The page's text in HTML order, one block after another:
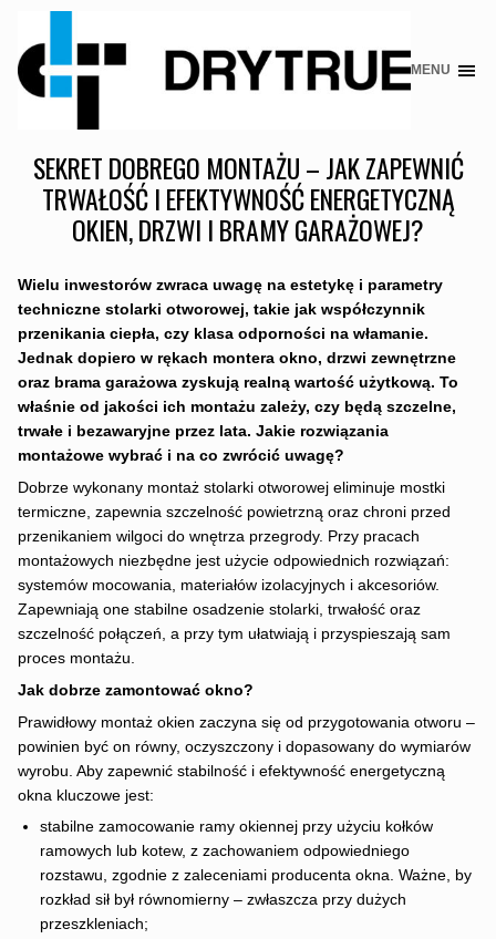
Skip
MENU
SEKRET DOBREGO MONTAŻU – JAK ZAPEWNIĆ
TRWAŁOŚĆ I EFEKTYWNOŚĆ ENERGETYCZNĄ
OKIEN, DRZWI I BRAMY GARAŻOWEJ?
Wielu inwestorów zwraca uwagę na estetykę i parametry
techniczne stolarki otworowej, takie jak współczynnik
przenikania ciepła, czy klasa odporności na włamanie.
Jednak dopiero w rękach montera okno, drzwi zewnętrzne
oraz brama garażowa zyskują realną wartość użytkową. To
właśnie od jakości ich montażu zależy, czy będą szczelne,
trwałe i bezawaryjne przez lata. Jakie rozwiązania
montażowe wybrać i na co zwrócić uwagę?
Dobrze wykonany montaż stolarki otworowej eliminuje mostki
termiczne, zapewnia szczelność powietrzną oraz chroni przed
przenikaniem wilgoci do wnętrza przegrody. Przy pracach
montażowych niezbędne jest użycie odpowiednich rozwiązań:
systemów mocowania, materiałów izolacyjnych i akcesoriów.
Zapewniają one stabilne osadzenie stolarki, trwałość oraz
szczelność połączeń, a przy tym ułatwiają i przyspieszają sam
proces montażu.
Jak dobrze zamontować okno?
Prawidłowy montaż okien zaczyna się od przygotowania otworu –
powinien być on równy, oczyszczony i dopasowany do wymiarów
wyrobu. Aby zapewnić stabilność i efektywność energetyczną
okna kluczowe jest:
stabilne zamocowanie ramy okiennej przy użyciu kołków
ramowych lub kotew, z zachowaniem odpowiedniego
rozstawu, zgodnie z zaleceniami producenta okna. Ważne, by
rozkład sił był równomierny – zwłaszcza przy dużych
przeszkleniach;